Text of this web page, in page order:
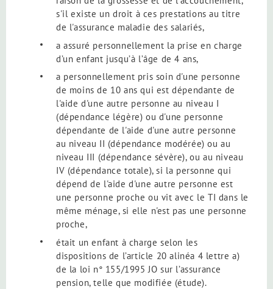
s'il existe un droit à ces prestations au titre
de l'assurance maladie des salariés,
a assuré personnellement la prise en charge
d’un enfant jusqu’à l’âge de 4 ans,
a personnellement pris soin d'une personne
de moins de 10 ans qui est dépendante de
l'aide d'une autre personne au niveau I
(dépendance légère) ou d'une personne
dépendante de l'aide d'une autre personne
au niveau II (dépendance modérée) ou au
niveau III (dépendance sévère), ou au niveau
IV (dépendance totale), si la personne qui
dépend de l'aide d'une autre personne est
une personne proche ou vit avec le TI dans le
même ménage, si elle n'est pas une personne
proche,
était un enfant à charge selon les
dispositions de l’article 20 alinéa 4 lettre a)
de la loi n° 155/1995 JO sur l’assurance
pension, telle que modifiée (étude).